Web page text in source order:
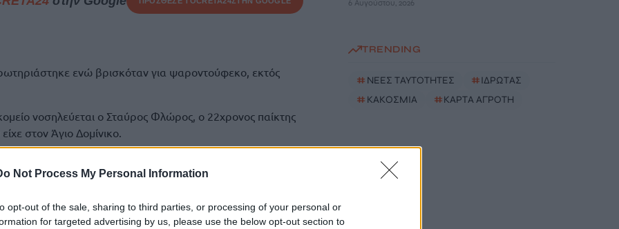
Not Process My Personal Information
opt-out of the sale, sharing to third parties, or processing of your personal or
for targeted advertising by us, please use the below opt-out section to
ενώ βρισκόταν για ψαροντούφεκο, εκτός
νοσηλεύεται ο Σταύρος Φλώρος, ο 22χρονος παίκτης
στον Άγιο Δομίνικο.
της στην εκπομπή «Πρωινό» του ΑΝΤ1, αναφέρθηκε
με τον γιο της.
κλήση, δεν επιτρεπόταν από το νοσοκομείο βιντεοκλήση.
μου είπε είναι: Μαμά, τι να στεναχωριέμαι; Ζω. Όλα τα
6 Αυγούστου, 2026
TRENDING
# ΝΕΕΣ ΤΑΥΤΟΤΗΤΕΣ #ΙΔΡΩΤΑΣ
# ΚΑΚΟΣΜΙΑ #ΚΑΡΤΑ ΑΓΡΟΤΗ